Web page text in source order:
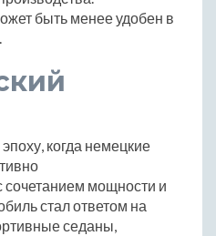
быть менее удобен в
когда немецкие
сочетанием мощности и
стал ответом на
седаны,